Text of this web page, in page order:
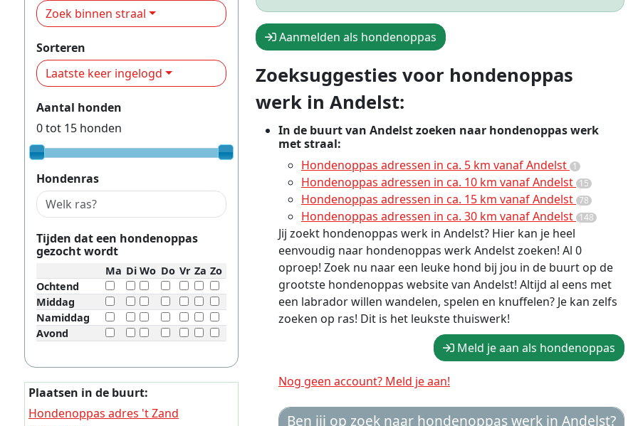
Aanmelden als hondenoppas
Zoeksuggesties voor hondenoppas
werk in Andelst:
In de buurt van Andelst zoeken naar hondenoppas werk
met straal:
Hondenoppas adressen in ca. 5 km vanaf Andelst 1
Hondenoppas adressen in ca. 10 km vanaf Andelst 15
Hondenoppas adressen in ca. 15 km vanaf Andelst 78
Hondenoppas adressen in ca. 30 km vanaf Andelst 148
Jij zoekt hondenoppas werk in Andelst? Hier kan je heel
eenvoudig naar hondenoppas werk Andelst zoeken! Al 0
oproep! Zoek nu naar een leuke hond bij jou in de buurt op de
grootste hondenoppas website van Andelst! Altijd al eens met
een labrador willen wandelen, spelen en knuffelen? Je kan zelfs
zoeken op ras! Dit is het leukste thuiswerk!
Meld je aan als hondenoppas
Nog geen account? Meld je aan!
Ben jij op zoek naar hondenoppas werk in Andelst?
Zoek binnen straal
Sorteren
Laatste keer ingelogd
Aantal honden
0tot 15 honden
Hondenras
Tijden dat een hondenoppas
gezocht wordt
Ma Di Wo Do Vr Za Zo
Ochtend
Middag
Namiddag
Avond
Plaatsen in de buurt:
Hondenoppas adres 't Zand